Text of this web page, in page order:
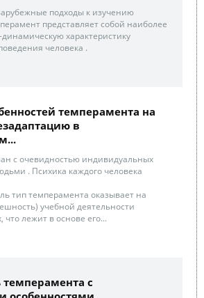
подходы к изучению
представляет собой наиболее
характеристику
человека .
темперамента на
в
с очевидностью индивидуальных
. Психика каждого человека
тип темперамента оказывает на
учебной деятельности
лежит в основе его...
темперамента с